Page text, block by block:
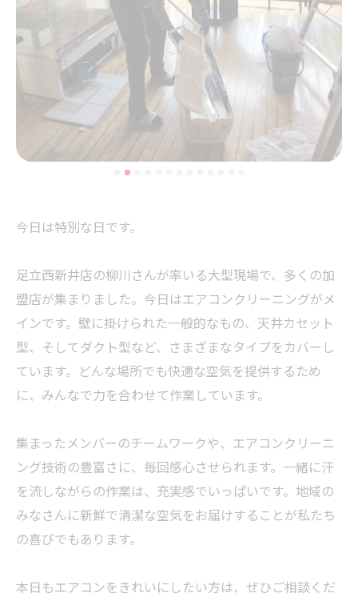
今日は特別な日です。
足立西新井店の柳川さんが率いる大型現場で、多くの加
盟店が集まりました。今日はエアコンクリーニングがメ
インです。壁に掛けられた一般的なもの、天井カセット
型、そしてダクト型など、さまざまなタイプをカバーし
ています。どんな場所でも快適な空気を提供するため
に、みんなで力を合わせて作業しています。
集まったメンバーのチームワークや、エアコンクリーニ
ング技術の豊富さに、毎回感心させられます。一緒に汗
を流しながらの作業は、充実感でいっぱいです。地域の
みなさんに新鮮で清潔な空気をお届けすることが私たち
の喜びでもあります。
本日もエアコンをきれいにしたい方は、ぜひご相談くだ